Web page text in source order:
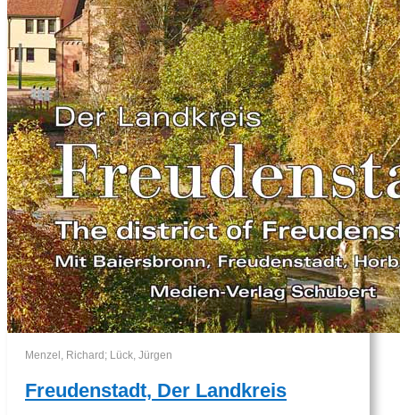
Menzel, Richard; Lück, Jürgen
Freudenstadt, Der Landkreis